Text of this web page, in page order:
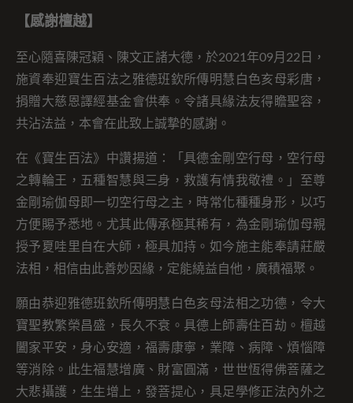
【感謝檀越】
至心隨喜陳冠穎、陳文正諸大德，於2021年09月22日，
施資奉迎寶生百法之雅德班欽所傳明慧白色亥母彩唐，
捐贈大慈恩譯經基金會供奉。令諸具緣法友得瞻聖容，
共沾法益，本會在此致上誠摯的感謝。
在《寶生百法》中讚揚道：「具德金剛空行母，空行母
之轉輪王，五種智慧與三身，救護有情我敬禮。」至尊
金剛瑜伽母即一切空行母之主，時常化種種身形，以巧
方便賜予悉地。尤其此傳承極其稀有，為金剛瑜伽母親
授予夏哇里自在大師，極具加持。如今施主能奉請莊嚴
法相，相信由此善妙因緣，定能繞益自他，廣積福聚。
願由恭迎雅德班欽所傳明慧白色亥母法相之功德，令大
寶聖教繁榮昌盛，長久不衰。具德上師壽住百劫。檀越
闔家平安，身心安適，福壽康寧，業障、病障、煩惱障
等消除。此生福慧增廣、財富圓滿，世世恆得佛菩薩之
大悲攝護，生生增上，發菩提心，具足學修正法內外之